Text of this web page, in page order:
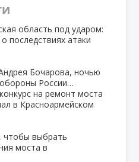
область под ударом:
последствиях атаки
Бочарова, ночью
России…
на ремонт моста
в Красноармейском
чтобы выбрать
моста в